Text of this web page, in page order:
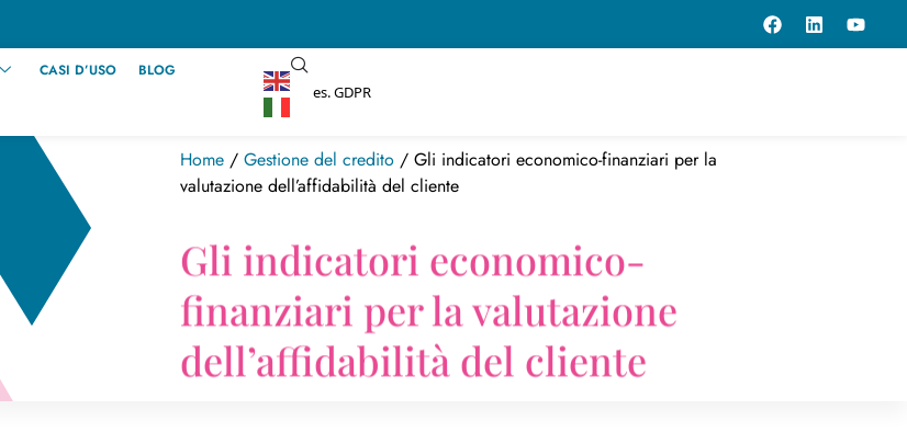
CASI D’USO BLOG
Home / Gestione del credito / Gli indicatori economico-finanziari per la
valutazione dell’affidabilità del cliente
Gli indicatori economico-
finanziari per la valutazione
dell’affidabilità del cliente